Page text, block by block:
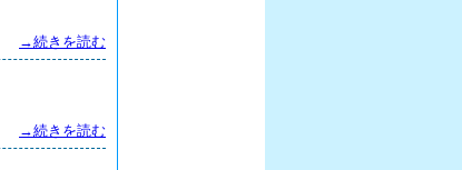
→続きを読む
→続きを読む